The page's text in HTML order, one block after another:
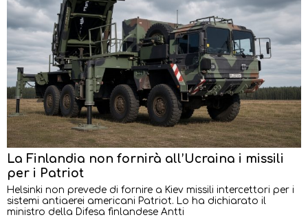
La Finlandia non fornirà all’Ucraina i missili
per i Patriot
Helsinki non prevede di fornire a Kiev missili intercettori per i
sistemi antiaerei americani Patriot. Lo ha dichiarato il
ministro della Difesa finlandese Antti